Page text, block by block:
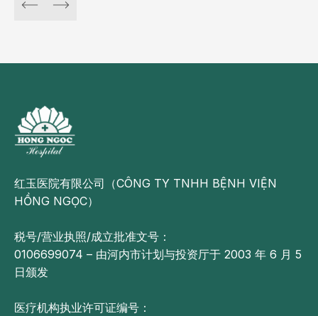
红玉医院有限公司（CÔNG TY TNHH BỆNH VIỆN
HỒNG NGỌC）
税号/营业执照/成立批准文号：
0106699074 – 由河内市计划与投资厅于 2003 年 6 月 5
日颁发
医疗机构执业许可证编号：